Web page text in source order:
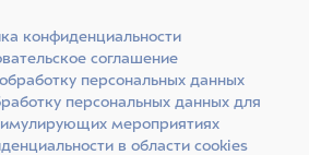
конфиденциальности
соглашение
персональных данных
персональных данных для
мероприятиях
в области cookies